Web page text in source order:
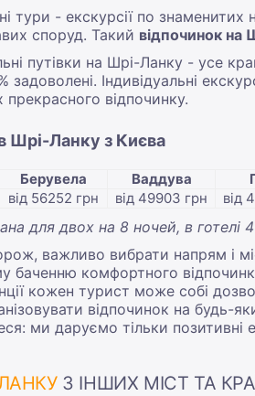
тури - екскурсії по знаменитих
споруд. Такий відпочинок на
путівки на Шрі-Ланку - усе
задоволені. Індивідуальні
прекрасного відпочинку.
Шрі-Ланку з Києва
Берувела Ваддува
від 56252 грн від 49903 грн від
для двох на 8 ночей, в готелі
важливо вибрати напрям і
баченню комфортного
кожен турист може собі
відпочинок на будь-
ми даруємо тільки
З ІНШИХ МІСТ ТА